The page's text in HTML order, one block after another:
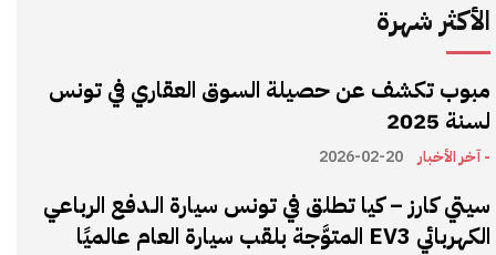
الأكثر شهرة
مبوب تكشف عن حصيلة السوق العقاري في تونس
لسنة 2025
- آخر الأخبار 2026-02-20
سيتي كارز – كيا تطلق في تونس سيارة الـدفع الرباعي
الكهربائي EV3 المتوَّجة بلقب سيارة العام عالميًا